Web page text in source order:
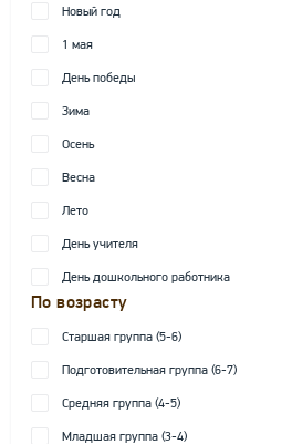
Новый год
1 мая
День победы
Зима
Осень
Весна
Лето
День учителя
День дошкольного работника
По возрасту
Старшая группа (5-6)
Подготовительная группа (6-7)
Средняя группа (4-5)
Младшая группа (3-4)